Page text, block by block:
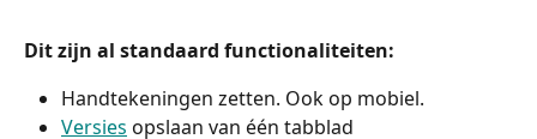
Dit zijn al standaard functionaliteiten:
Handtekeningen zetten. Ook op mobiel.
Versies opslaan van één tabblad